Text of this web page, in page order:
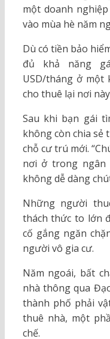
một doanh
vào mùa hè năm
Dù có tiền bảo
đủ khả năng
USD/tháng ở một
cho thuê lại nơi
Sau khi bạn gái
không còn chia sẻ
chỗ cư trú mới.
nơi ở trong ngân
không dễ dàng
Những người
thách thức to lớn
cố gắng ngăn
người vô gia cư.
Năm ngoái, bất
nhà thông qua
thành phố phải
thuê nhà, một
chế.